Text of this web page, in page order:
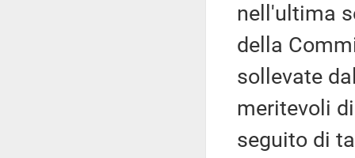
nell'ultima
della
sollevate
meritevoli
seguito di